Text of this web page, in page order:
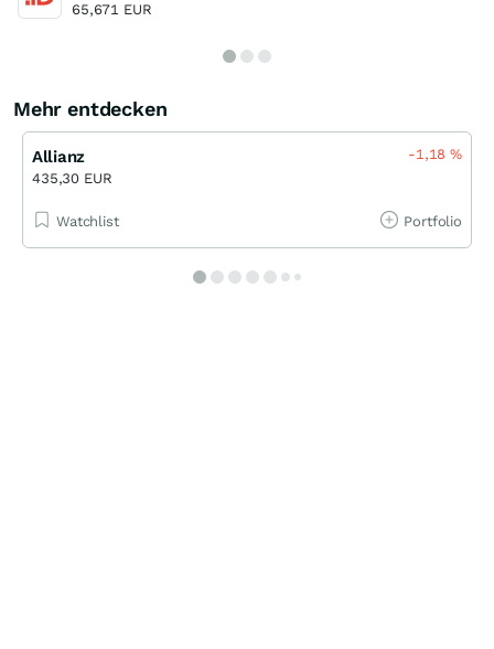
65,671 EUR
Mehr entdecken
Allianz
435,30 EUR
-1,18%
Watchlist Portfolio